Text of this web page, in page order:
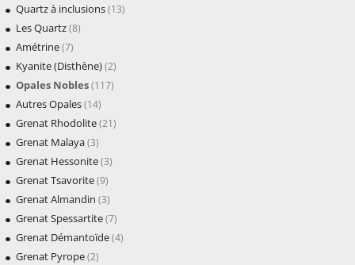
Quartz à inclusions(13)
Les Quartz(8)
Amétrine(7)
Kyanite (Disthène)(2)
Opales Nobles(117)
Autres Opales(14)
Grenat Rhodolite(21)
Grenat Malaya(3)
Grenat Hessonite(3)
Grenat Tsavorite(9)
Grenat Almandin (3)
Grenat Spessartite(7)
Grenat Démantoïde(4)
Grenat Pyrope(2)